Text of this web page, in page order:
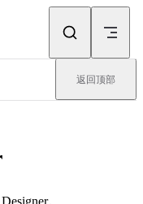
返回顶部
。